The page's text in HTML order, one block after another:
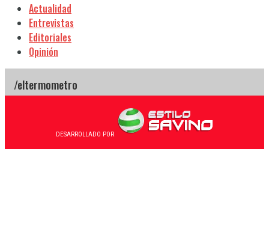
Actualidad
Entrevistas
Editoriales
Opinión
DESARROLLADO POR